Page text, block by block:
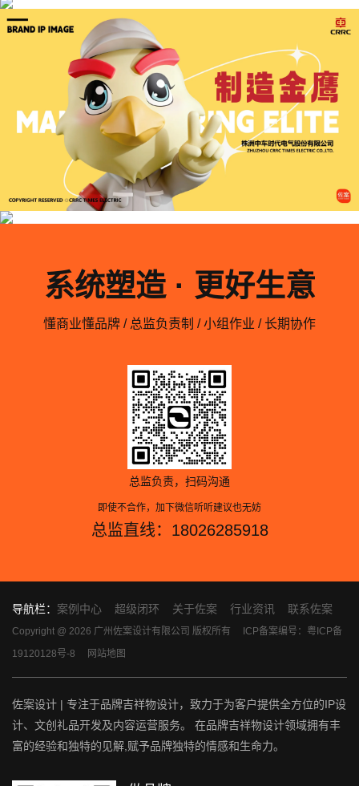
系统塑造 · 更好生意
懂商业懂品牌 / 总监负责制 / 小组作业 / 长期协作
总监负责，扫码沟通
即使不合作，加下微信听听建议也无妨
总监直线：18026285918
导航栏： 案例中心 超级闭环 关于佐案 行业资讯 联系佐案
Copyright @ 2026 广州佐案设计有限公司 版权所有
ICP备案编号：粤ICP备
19120128号-8
网站地图
佐案设计 | 专注于品牌吉祥物设计，致力于为客户提供全方位的IP设
计、文创礼品开发及内容运营服务。 在品牌吉祥物设计领域拥有丰
富的经验和独特的见解,赋予品牌独特的情感和生命力。